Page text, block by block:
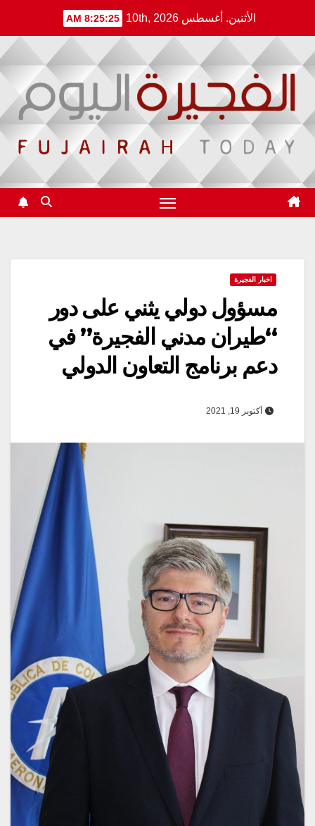
content
الأثنين. أغسطس 10th, 2026 8:25:25 AM
اخبار الفجيرة
مسؤول دولي يثني على دور
“طيران مدني الفجيرة” في
دعم برنامج التعاون الدولي
أكتوبر 19, 2021